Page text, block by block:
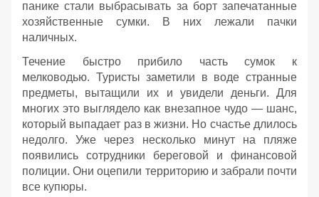
панике стали выбрасывать за борт запечатанные
хозяйственные сумки. В них лежали пачки
наличных.
Течение быстро прибило часть сумок к
мелководью. Туристы заметили в воде странные
предметы, вытащили их и увидели деньги. Для
многих это выглядело как внезапное чудо — шанс,
который выпадает раз в жизни. Но счастье длилось
недолго. Уже через несколько минут на пляже
появились сотрудники береговой и финансовой
полиции. Они оцепили территорию и забрали почти
все купюры.